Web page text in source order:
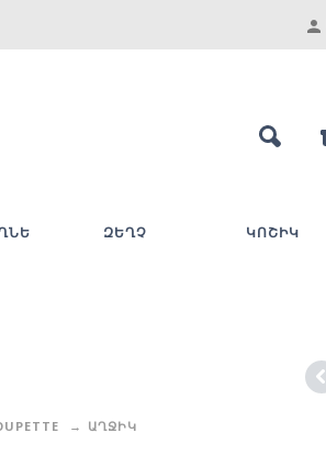
ԶԵՂՉ ԿՈՇԻԿ
ԱՂՋԻԿ